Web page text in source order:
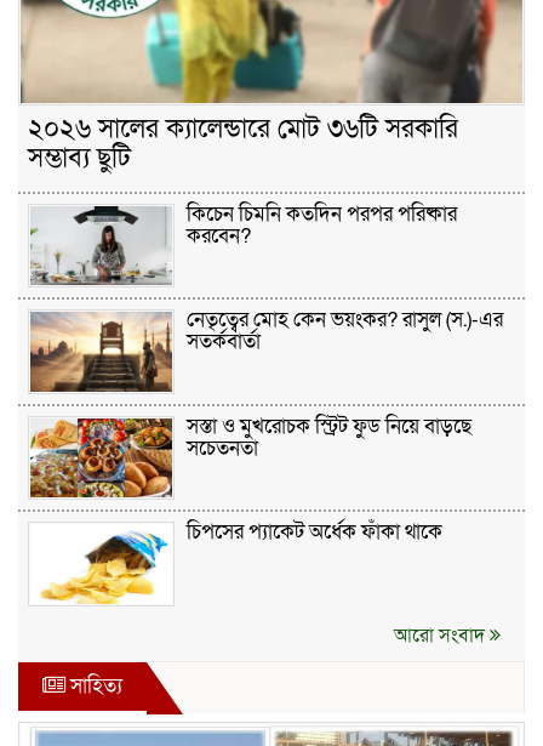
২০২৬ সালের ক্যালেন্ডারে মোট ৩৬টি সরকারি
সম্ভাব্য ছুটি
কিচেন চিমনি কতদিন পরপর পরিষ্কার
করবেন?
নেতৃত্বের মোহ কেন ভয়ংকর? রাসুল (স.)-এর
সতর্কবার্তা
সস্তা ও মুখরোচক স্ট্রিট ফুড নিয়ে বাড়ছে
সচেতনতা
চিপসের প্যাকেট অর্ধেক ফাঁকা থাকে
আরো সংবাদ
সাহিত্য